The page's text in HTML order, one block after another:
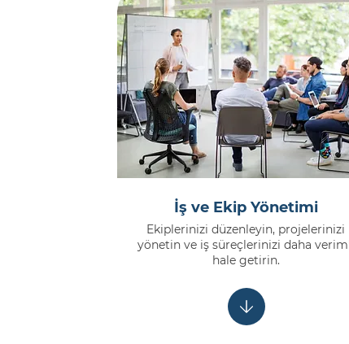
İş ve Ekip Yönetimi
Ekiplerinizi düzenleyin, projelerinizi
yönetin ve iş süreçlerinizi daha
hale getirin.